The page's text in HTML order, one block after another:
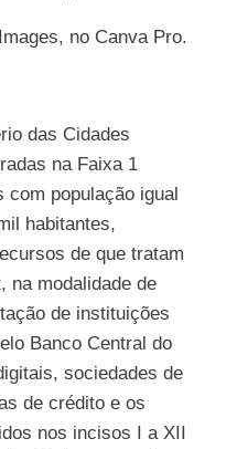
no Canva Pro.
das Cidades
na Faixa 1
com população igual
habitantes,
de que tratam
na modalidade de
de instituições
Banco Central do
sociedades de
de crédito e os
nos incisos I a XII